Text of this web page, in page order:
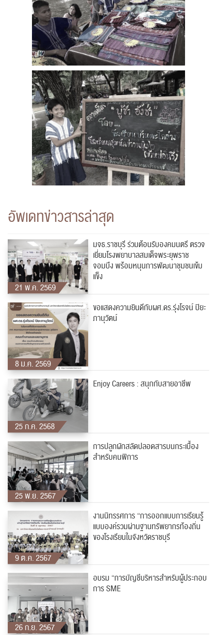
ค้นหา
สำหรับ:
อัพเดทข่าวสารล่าสุด
21 พ.ค. 2569
มจธ.ราชบุรี ร่วมต้อนรับองคมนตรี ตรวจ
เยี่ยมโรงพยาบาลสมเด็จพระยุพราช
จอมบึง พร้อมหนุนการพัฒนาชุมชนเข้ม
แข็ง
8 ม.ค. 2569
ขอแสดงความยินดีกับผศ.ดร.รุ่งโรจน์ ปิยะ
ภานุวัตน์
25 ก.ค. 2568
Enjoy Careers : สนุกกับสายอาชีพ
25 พ.ย. 2567
การปลูกผักสลัดปลอดสารบนกระเบื้อง
สำหรับคนพิการ
9 ต.ค. 2567
งานนิทรรศการ “การออกแบบการเรียนรู้
แบบองค์รวมผ่านฐานทรัพยากรท้องถิ่น
ของโรงเรียนในจังหวัดราชบุรี
26 ก.ย. 2567
อบรม “การบัญชีบริหารสำหรับผู้ประกอบ
การ SME
RC Activity
ส่งข่าวประชาสัมพันธ์
ปฏิทิน
ส่งข่าวประชาสัมพันธ์
RC Activity